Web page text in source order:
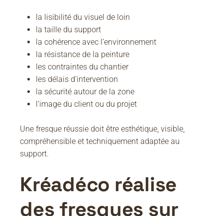
la lisibilité du visuel de loin
la taille du support
la cohérence avec l’environnement
la résistance de la peinture
les contraintes du chantier
les délais d’intervention
la sécurité autour de la zone
l’image du client ou du projet
Une fresque réussie doit être esthétique, visible,
compréhensible et techniquement adaptée au
support.
Kréadéco réalise
des fresques sur